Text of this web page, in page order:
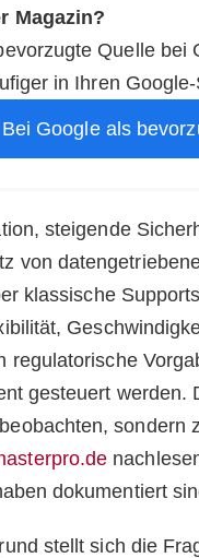
Magazin?
Quelle
in Ihren
Bei Google als
steigende
von
klassische
regulatorische
gesteuert
sondern
dokumentiert
stellt sich die